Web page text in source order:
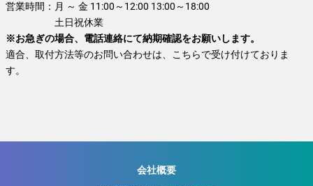
営業時間： 月 ～ 金 11:00～12:00 13:00～18:00
土日祝休業
※お急ぎの場合、電話連絡にて納期確認をお願いします。
適合、取付方法等のお問い合わせは、こちらで受け付けておりま
す。
会社概要